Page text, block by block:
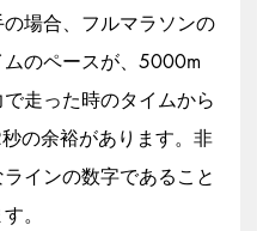
場合、フルマラソンの
のペースが、5000m
走った時のタイムから
の余裕があります。非
インの数字であること
。